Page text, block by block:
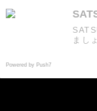
まし
Powered by Push7